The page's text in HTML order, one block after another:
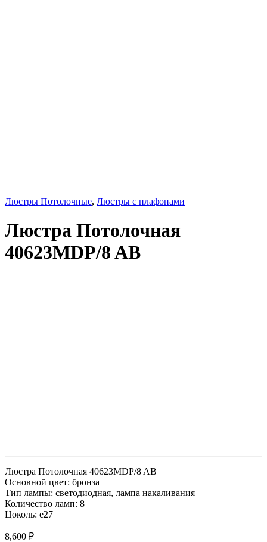
Люстры Потолочные, Люстры с плафонами
Люстра Потолочная
40623MDP/8 AB
Люстра Потолочная 40623MDP/8 AB
Основной цвет: бронза
Тип лампы: светодиодная, лампа накаливания
Количество ламп: 8
Цоколь: e27
8,600 ₽